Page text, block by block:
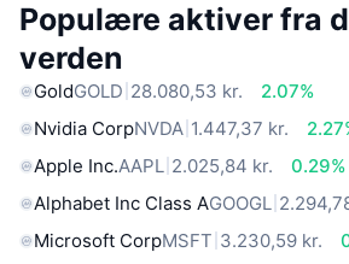
Populære aktiver fra
verden
GoldGOLD 28.080,53 kr.
2.07%
Nvidia CorpNVDA 1.447,37 kr.
Apple Inc.AAPL 2.025,84 kr.
0.29%
Alphabet Inc Class AGOOGL
Microsoft CorpMSFT 3.230,59 kr.